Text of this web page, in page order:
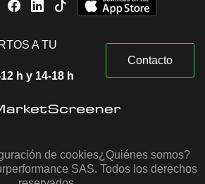
A TU
h y 14-18 h
Contacto
de cookies¿Quiénes somos?
SAS. Todos los derechos